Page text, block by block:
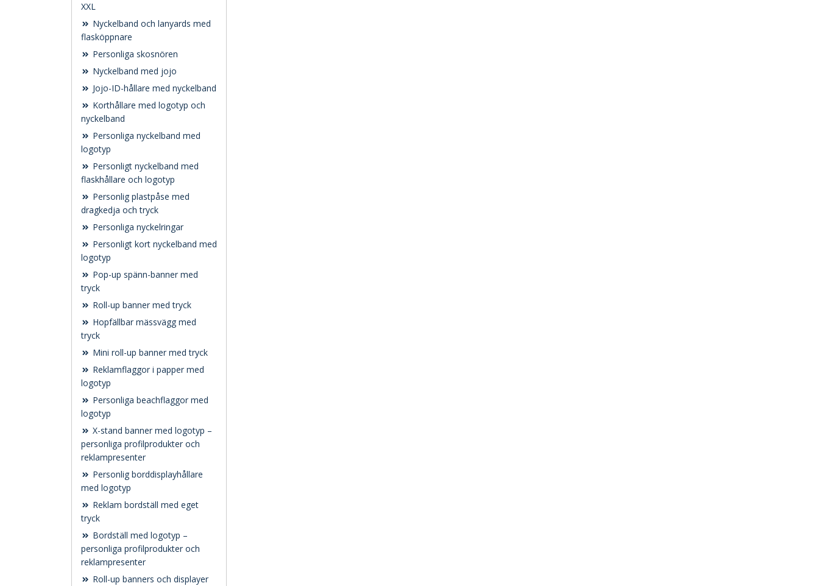
XXL
Nyckelband och lanyards med
flasköppnare
Personliga skosnören
Nyckelband med jojo
Jojo-ID-hållare med nyckelband
Korthållare med logotyp och
nyckelband
Personliga nyckelband med
logotyp
Personligt nyckelband med
flaskhållare och logotyp
Personlig plastpåse med
dragkedja och tryck
Personliga nyckelringar
Personligt kort nyckelband med
logotyp
Pop-up spänn-banner med
tryck
Roll-up banner med tryck
Hopfällbar mässvägg med
tryck
Mini roll-up banner med tryck
Reklamflaggor i papper med
logotyp
Personliga beachflaggor med
logotyp
X-stand banner med logotyp –
personliga profilprodukter och
reklampresenter
Personlig borddisplayhållare
med logotyp
Reklam bordställ med eget
tryck
Bordställ med logotyp –
personliga profilprodukter och
reklampresenter
Roll-up banners och displayer